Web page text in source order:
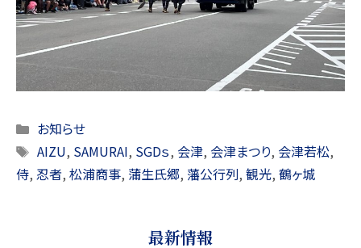
Categories
お知らせ
Tags
AIZU, SAMURAI, SGDｓ, 会津, 会津まつり, 会津若松,
侍, 忍者, 松浦商事, 蒲生氏郷, 藩公行列, 観光, 鶴ヶ城
最新情報